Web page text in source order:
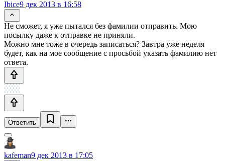
Ibice9 дек 2013 в 16:58
Не сможет, я уже пытался без фамилии отправить. Мою
посылку даже к отправке не приняли.
Можно мне тоже в очередь записаться? Завтра уже неделя
будет, как на мое сообщение с просьбой указать фамилию нет
ответа.
Ответить
kafeman9 дек 2013 в 17:05